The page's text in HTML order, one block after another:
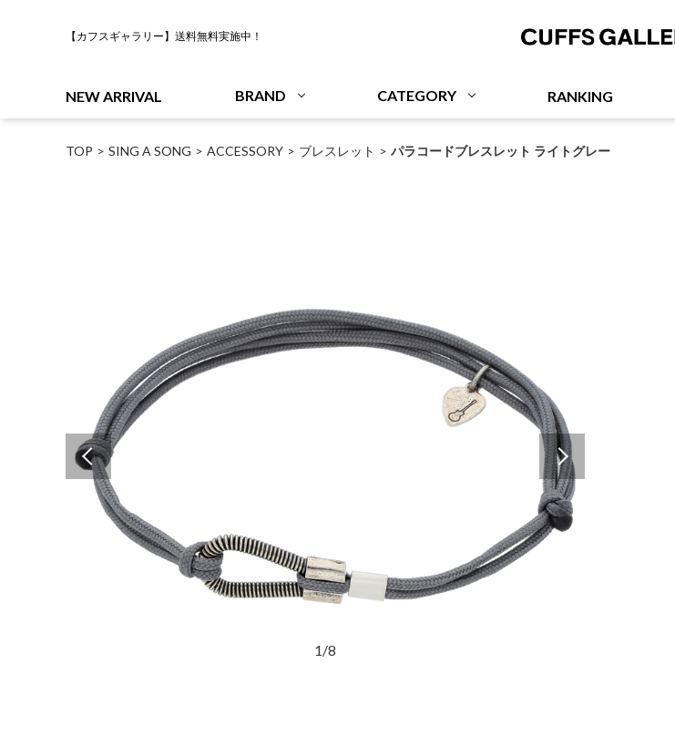
【カフスギャラリー】送料無料実施中！
NEW ARRIVAL BRAND CATEGORY RANKING
TOP SING A SONG ACCESSORY ブレスレット パラコードブレスレット ライトグレー
1/8
Previous